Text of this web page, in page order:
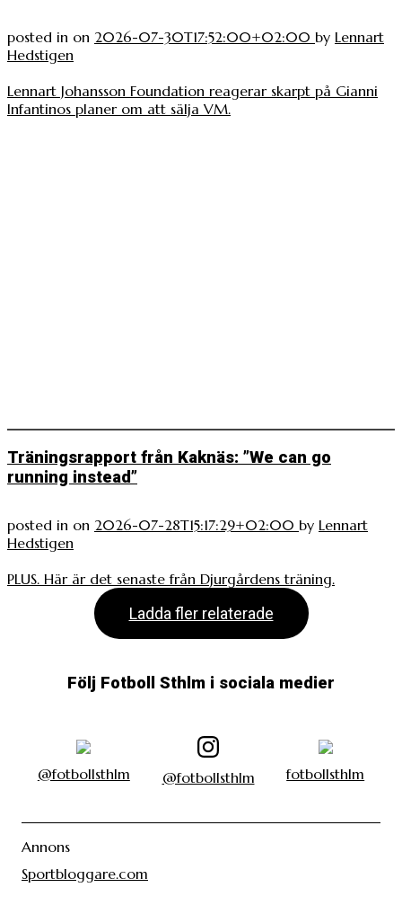
posted in on 2026-07-30T17:52:00+02:00 by Lennart
Hedstigen
Lennart Johansson Foundation reagerar skarpt på Gianni
Infantinos planer om att sälja VM.
Träningsrapport från Kaknäs: ”We can go
running instead”
posted in on 2026-07-28T15:17:29+02:00 by Lennart
Hedstigen
PLUS. Här är det senaste från Djurgårdens träning.
Ladda fler relaterade
Följ Fotboll Sthlm i sociala medier
@fotbollsthlm @fotbollsthlm fotbollsthlm
Annons
Sportbloggare.com